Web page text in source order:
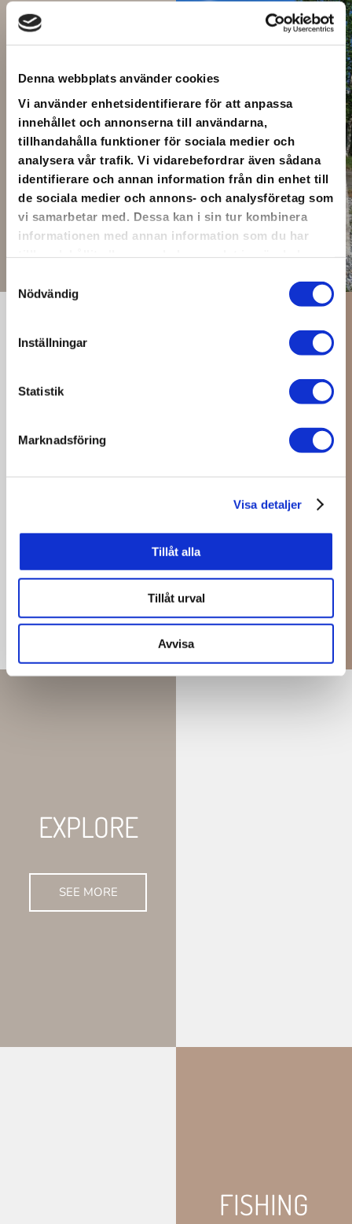
Denna webbplats använder cookies
Vi använder enhetsidentifierare för att anpassa
innehållet och annonserna till användarna,
tillhandahålla funktioner för sociala medier och
analysera vår trafik. Vi vidarebefordrar även sådana
identifierare och annan information från din enhet till
de sociala medier och annons- och analysföretag som
vi samarbetar med. Dessa kan i sin tur kombinera
informationen med annan information som du har
Nödvändig
Inställningar
Statistik
Marknadsföring
Visa detaljer
Tillåt alla
Tillåt urval
Avvisa
CULTURAL
SIGHTS
SEE MORE
SEE MORE
EXPLORE
SEE MORE
FISHING